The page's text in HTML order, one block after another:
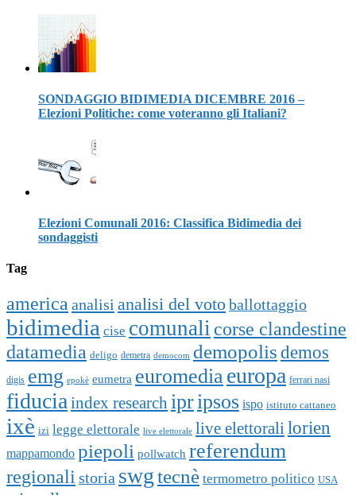
SONDAGGIO BIDIMEDIA DICEMBRE 2016 –
Elezioni Politiche: come voteranno gli Italiani?
Elezioni Comunali 2016: Classifica Bidimedia dei
sondaggisti
Tag
america analisi analisi del votoballottaggio
bidimedia cise comunali corse clandestine
datamedia deligo demetra democom demopolisdemos
digis emg epokè eumetra euromediaeuropa ferrari nasi
fiduciaindex researchipripsos ispo istituto cattaneo
ixè izi legge elettorale live elettorale live elettorali lorien
mappamondo piepoli pollwatch referendum
regionalistoria swgtecnè termometro politico USA